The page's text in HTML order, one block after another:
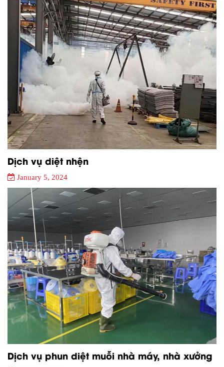
Dịch vụ diệt nhện
January 5, 2024
Dịch vụ phun diệt muỗi nhà máy, nhà xưởng